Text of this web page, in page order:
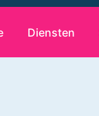
Diensten